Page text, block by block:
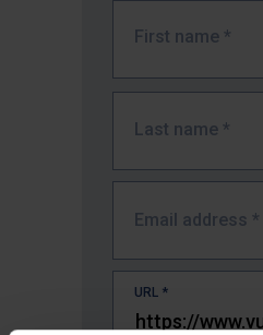
First name *
Last name *
Email address *
URL *